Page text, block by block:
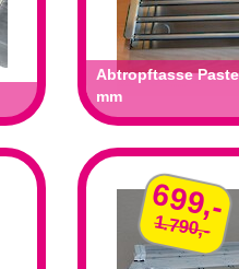
Abtropftasse
mm
699,-
1.790,-